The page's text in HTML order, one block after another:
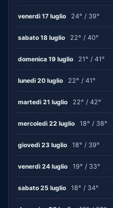
venerdì 17 luglio 24° / 39°
sabato 18 luglio 22° / 40°
domenica 19 luglio 21° / 41°
lunedì 20 luglio 22° / 41°
martedì 21 luglio 22° / 42°
mercoledì 22 luglio 18° / 38°
giovedì 23 luglio 18° / 39°
venerdì 24 luglio 19° / 33°
sabato 25 luglio 18° / 34°